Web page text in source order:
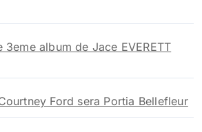
3eme album de Jace EVERETT
Ford sera Portia Bellefleur